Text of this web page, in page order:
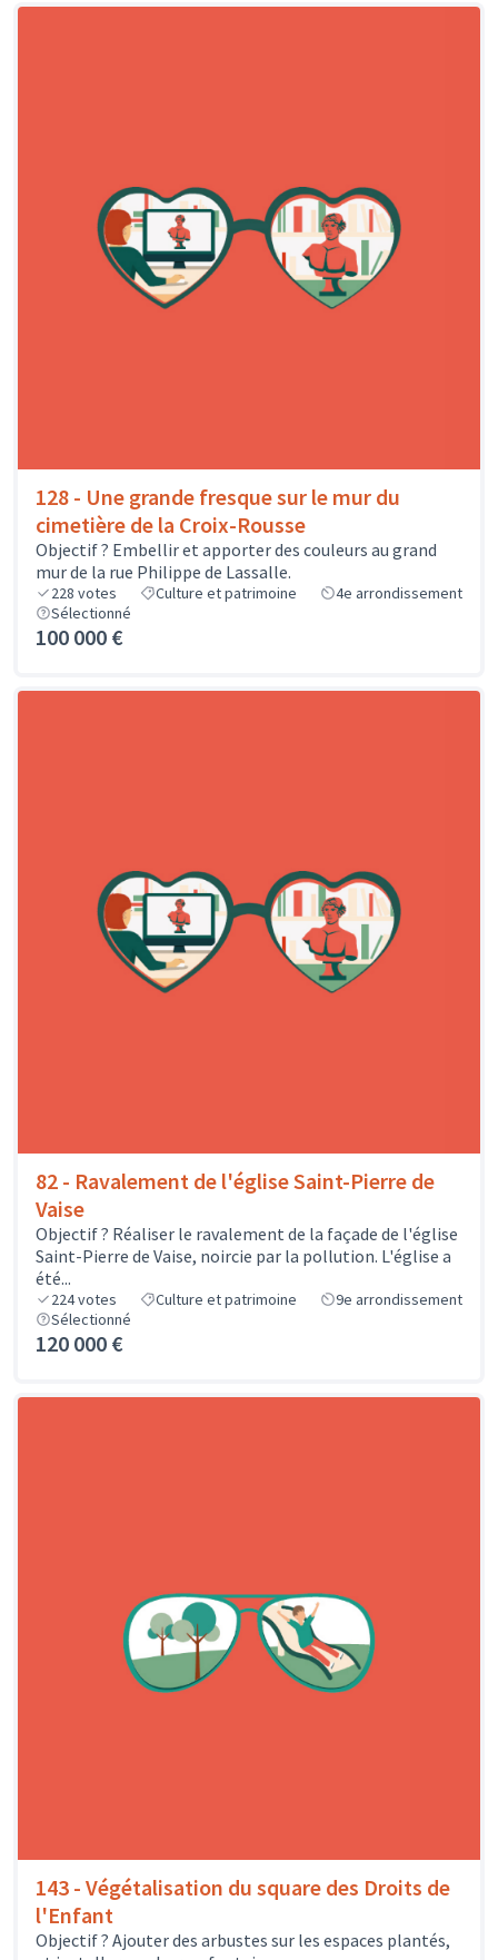
128 - Une grande fresque sur le mur du
cimetière de la Croix-Rousse
Objectif ? Embellir et apporter des couleurs au grand
mur de la rue Philippe de Lassalle.
228 votes Culture et patrimoine
4e arrondissement
Sélectionné
100 000 €
82 - Ravalement de l'église Saint-Pierre de
Vaise
Objectif ? Réaliser le ravalement de la façade de l'église
Saint-Pierre de Vaise, noircie par la pollution. L'église a
été...
224votes Culture et patrimoine
9e arrondissement
Sélectionné
120 000 €
143 - Végétalisation du square des Droits de
l'Enfant
Objectif ? Ajouter des arbustes sur les espaces plantés,